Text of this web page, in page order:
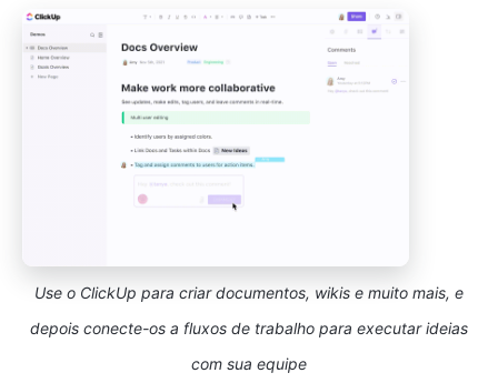
Use o ClickUp para criar documentos, wikis e muito mais, e
depois conecte-os a fluxos de trabalho para executar ideias
com sua equipe